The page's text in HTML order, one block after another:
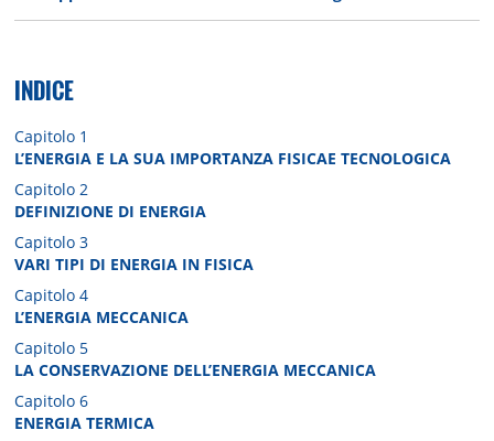
INDICE
Capitolo 1
L’ENERGIA E LA SUA IMPORTANZA FISICAE TECNOLOGICA
Capitolo 2
DEFINIZIONE DI ENERGIA
Capitolo 3
VARI TIPI DI ENERGIA IN FISICA
Capitolo 4
L’ENERGIA MECCANICA
Capitolo 5
LA CONSERVAZIONE DELL’ENERGIA MECCANICA
Capitolo 6
ENERGIA TERMICA